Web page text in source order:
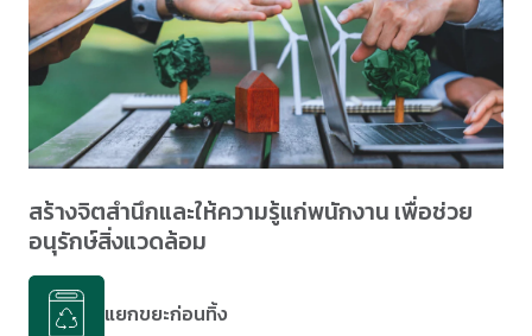
สร้างจิตสำนึกและให้ความรู้แก่พนักงาน เพื่อช่วย
อนุรักษ์สิ่งแวดล้อม
แยกขยะก่อนทิ้ง